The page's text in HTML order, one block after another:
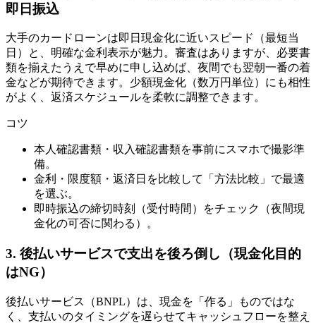
即日振込
大手のカードローンは即日現金化に近いスピード（最短当
日）と、明確な金利表示が魅力。審査はありますが、必要書
類を揃えたうえで早めに申し込めば、夜間でも翌朝一番の着
金などが期待できます。少額現金化（数万円単位）にも相性
がよく、返済スケジュールを柔軟に調整できます。
コツ
本人確認書類・収入確認書類を事前にスマホで撮影準
備。
金利・限度額・返済日を比較して「方法比較」で最適
を選ぶ。
即時振込の締切時刻（受付時間）をチェック（夜間現
金化の可否に関わる）。
3. 後払いサービスで支出を後ろ倒し（現金化目的
はNG）
後払いサービス（BNPL）は、現金を「作る」ものではな
く、支払いのタイミングを遅らせてキャッシュフローを整え